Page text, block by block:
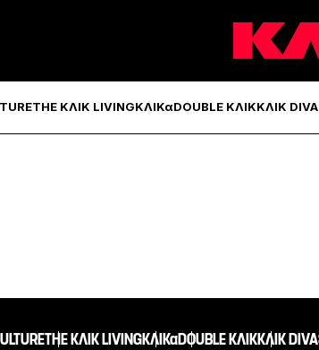
THE ΚΛΙΚ LIVINGΚΛΙΚαDOUBLE ΚΛΙΚΚΛΙΚ DIVA
THE ΚΛΙΚ LIVINGΚΛΙΚαDOUBLE ΚΛΙΚΚΛΙΚ DIVA